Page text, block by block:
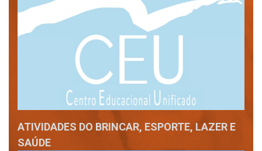
ATIVIDADES DO BRINCAR, ESPORTE, LAZER E
SAÚDE